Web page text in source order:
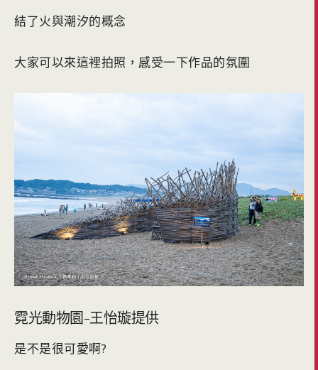
結了火與潮汐的概念
大家可以來這裡拍照，感受一下作品的氛圍
霓光動物園-王怡璇提供
是不是很可愛啊?